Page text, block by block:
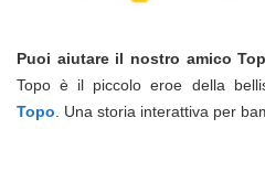
Puoi aiutare il nostro amico
Topo è il piccolo eroe della
Topo . Una storia interattiva per